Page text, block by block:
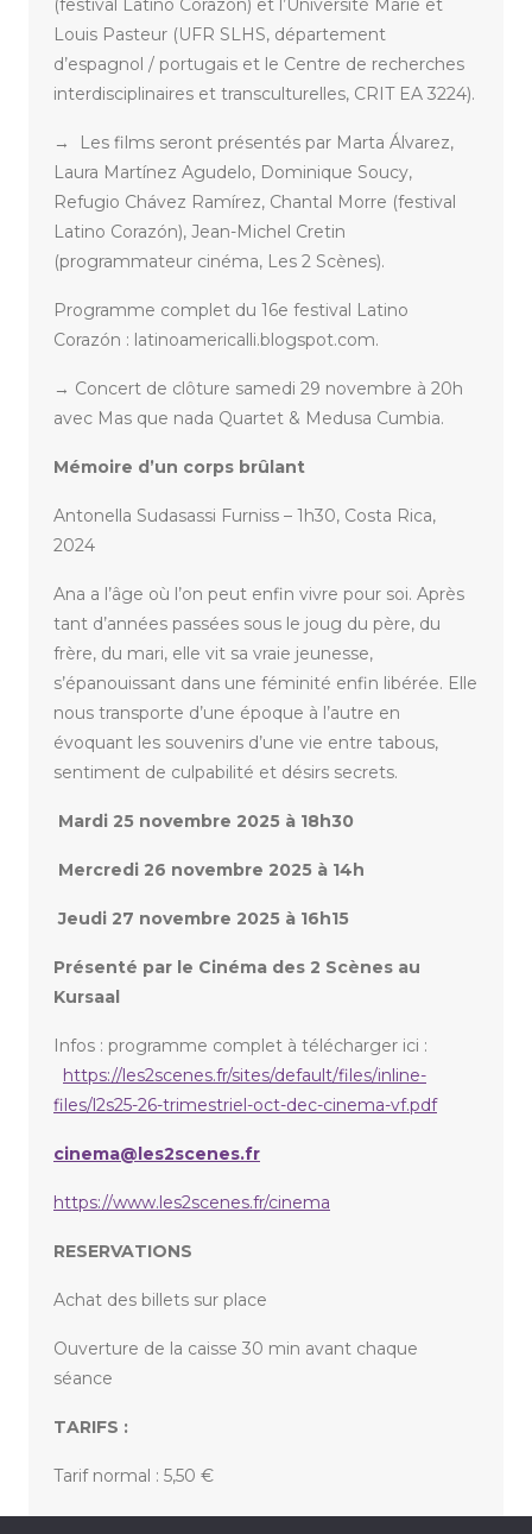
(festival Latino Corazón) et l’Université Marie et
Louis Pasteur (UFR SLHS, département
d’espagnol / portugais et le Centre de recherches
interdisciplinaires et transculturelles, CRIT EA 3224).
→ Les films seront présentés par Marta Álvarez,
Laura Martínez Agudelo, Dominique Soucy,
Refugio Chávez Ramírez, Chantal Morre (festival
Latino Corazón), Jean-Michel Cretin
(programmateur cinéma, Les 2 Scènes).
Programme complet du 16e festival Latino
Corazón : latinoamericalli.blogspot.com.
→ Concert de clôture samedi 29 novembre à 20h
avec Mas que nada Quartet & Medusa Cumbia.
Mémoire d’un corps brûlant
Antonella Sudasassi Furniss – 1h30, Costa Rica,
2024
Ana a l’âge où l’on peut enfin vivre pour soi. Après
tant d’années passées sous le joug du père, du
frère, du mari, elle vit sa vraie jeunesse,
s’épanouissant dans une féminité enfin libérée. Elle
nous transporte d’une époque à l’autre en
évoquant les souvenirs d’une vie entre tabous,
sentiment de culpabilité et désirs secrets.
Mardi 25 novembre 2025 à 18h30
Mercredi 26 novembre 2025 à 14h
Jeudi 27 novembre 2025 à 16h15
Présenté par le Cinéma des 2 Scènes au
Kursaal
Infos : programme complet à télécharger ici :
https://les2scenes.fr/sites/default/files/inline-
files/l2s25-26-trimestriel-oct-dec-cinema-vf.pdf
cinema@les2scenes.fr
https://www.les2scenes.fr/cinema
RESERVATIONS
Achat des billets sur place
Ouverture de la caisse 30 min avant chaque
séance
TARIFS :
Tarif normal : 5,50 €